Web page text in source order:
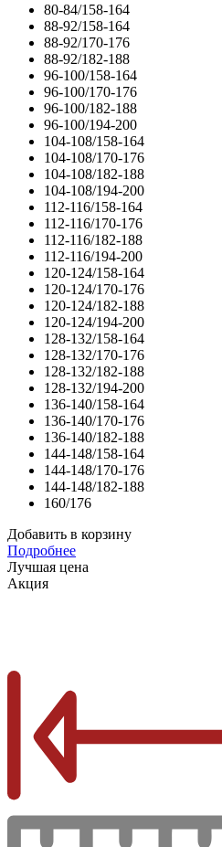
80-84/158-164
88-92/158-164
88-92/170-176
88-92/182-188
96-100/158-164
96-100/170-176
96-100/182-188
96-100/194-200
104-108/158-164
104-108/170-176
104-108/182-188
104-108/194-200
112-116/158-164
112-116/170-176
112-116/182-188
112-116/194-200
120-124/158-164
120-124/170-176
120-124/182-188
120-124/194-200
128-132/158-164
128-132/170-176
128-132/182-188
128-132/194-200
136-140/158-164
136-140/170-176
136-140/182-188
144-148/158-164
144-148/170-176
144-148/182-188
160/176
Добавить в корзину
Подробнее
Лучшая цена
Акция